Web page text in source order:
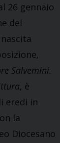
26 gennaio
del
Salvemini.
, è
eredi in
la
Diocesano